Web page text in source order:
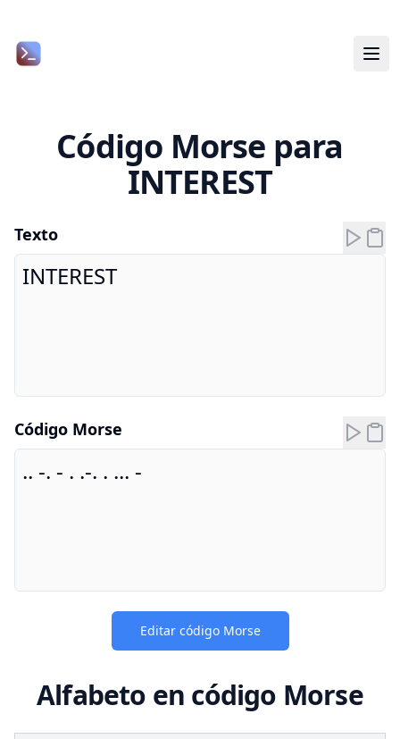
Código Morse para
INTEREST
Texto
Código Morse
Editar código Morse
Alfabeto en código Morse